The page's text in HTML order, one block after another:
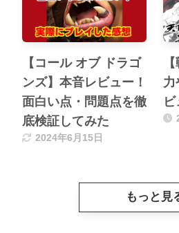
【コール オブ ドラゴ
ンズ】本音レビュー！
面白い点・問題点を徹
底検証してみた
2024年6月15日
力
もっと見